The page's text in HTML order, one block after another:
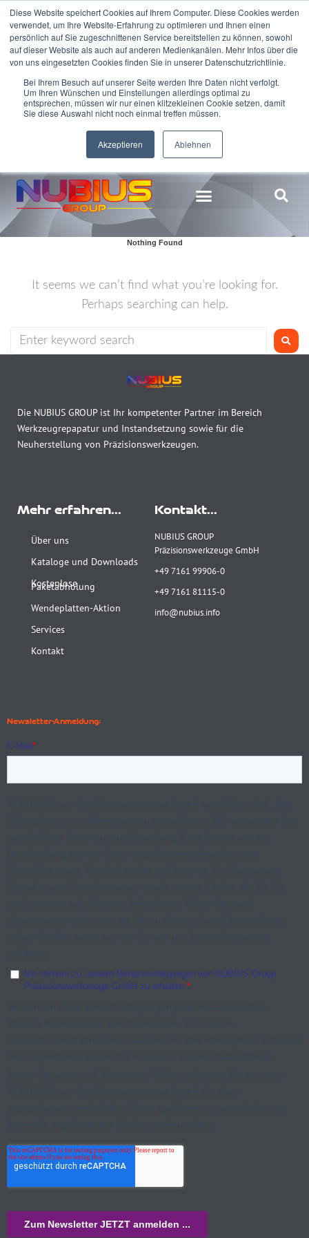
Diese Website speichert Cookies auf Ihrem Computer. Diese Cookies werden
verwendet, um Ihre Website-Erfahrung zu optimieren und Ihnen einen
persönlich auf Sie zugeschnittenen Service bereitstellen zu können, sowohl
auf dieser Website als auch auf anderen Medienkanälen. Mehr Infos über die
von uns eingesetzten Cookies finden Sie in unserer Datenschutzrichtlinie.
Bei Ihrem Besuch auf unserer Seite werden Ihre Daten nicht verfolgt.
Um Ihren Wünschen und Einstellungen allerdings optimal zu
entsprechen, müssen wir nur einen klitzekleinen Cookie setzen, damit
Sie diese Auswahl nicht noch einmal treffen müssen.
Akzeptieren Ablehnen
Nothing Found
It seems we can’t find what you’re looking for.
Perhaps searching can help.
Die NUBIUS GROUP ist Ihr kompetenter Partner im Bereich
Werkzeugrepapatur und Instandsetzung sowie für die
Neuherstellung von Präzisionswerkzeugen.
Mehr erfahren...
Über uns
Kataloge und Downloads
Kostenlose
Paketabholung
Wendeplatten-Aktion
Services
Kontakt
Kontakt...
NUBIUS GROUP
Präzisionswerkzeuge GmbH
+49 7161 99906-0
+49 7161 81115-0
info@nubius.info
Newsletter-Anmeldung: